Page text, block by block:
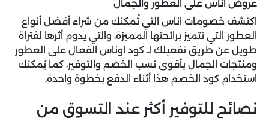
عروض اناس على العطور والجمال
اكتشف خصومات اناس التي تُمكنك من شراء أفضل أنواع
العطور التي تتميز برائحتها المميزة، والتي يدوم أثرها لفتراة
طويل عن طريق تفعيلك لـ كود اوناس الفعال على العطور
ومنتجات الجمال بأقوى نسب الخصم والتوفير، كما يُمكنك
استخدام كود الخصم هذا أثناء الدفع بخطوة واحدة.
نصائح للتوفير أكثر عند التسوق من